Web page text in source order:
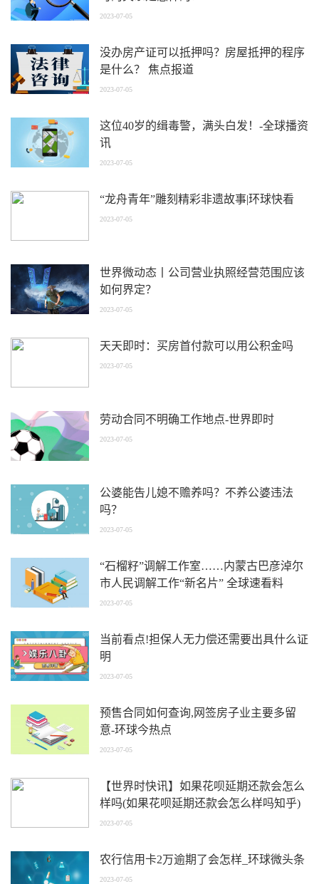
2023-07-05
没办房产证可以抵押吗？房屋抵押的程序
是什么？ 焦点报道
2023-07-05
这位40岁的缉毒警，满头白发！-全球播资
讯
2023-07-05
“龙舟青年”雕刻精彩非遗故事|环球快看
2023-07-05
世界微动态丨公司营业执照经营范围应该
如何界定？
2023-07-05
天天即时：买房首付款可以用公积金吗
2023-07-05
劳动合同不明确工作地点-世界即时
2023-07-05
公婆能告儿媳不赡养吗？不养公婆违法
吗？
2023-07-05
“石榴籽”调解工作室……内蒙古巴彦淖尔
市人民调解工作“新名片” 全球速看料
2023-07-05
当前看点!担保人无力偿还需要出具什么证
明
2023-07-05
预售合同如何查询,网签房子业主要多留
意-环球今热点
2023-07-05
【世界时快讯】如果花呗延期还款会怎么
样吗(如果花呗延期还款会怎么样吗知乎)
2023-07-05
农行信用卡2万逾期了会怎样_环球微头条
2023-07-05